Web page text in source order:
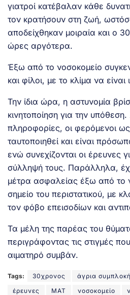
γιατροί κατέβαλαν κάθε
τον κρατήσουν στη ζωή,
αποδείχθηκαν μοιραία και ο
ώρες αργότερα.
Έξω από το νοσοκομείο
και φίλοι, με το κλίμα να είναι
Την ίδια ώρα, η αστυνομία
κινητοποίηση για την
πληροφορίες, οι φερόμενοι
ταυτοποιηθεί και είναι
ενώ συνεχίζονται οι έρευνες
σύλληψή τους. Παράλληλα,
μέτρα ασφαλείας έξω από το
σημείο του περιστατικού, με
τον φόβο επεισοδίων και
Τα μέλη της παρέας του
περιγράφοντας τις στιγμές
αιματηρό συμβάν.
Tags: 30χρονος άγρια συμπλοκή
έρευνες
ΜΑΤ νοσοκομείο